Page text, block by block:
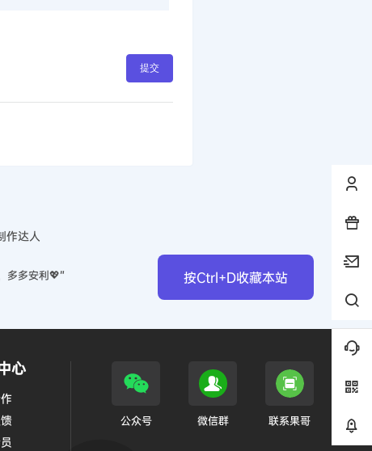
提交
按Ctrl+D收藏本站
作达人
多多安利💖”
心
公众号 微信群 联系果哥